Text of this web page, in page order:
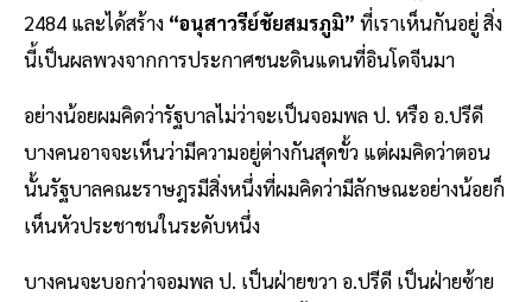
2484 และได้สร้าง “อนุสาวรีย์ชัยสมรภูมิ” ที่เราเห็นกันอยู่ สิ่ง
นี้เป็นผลพวงจากการประกาศชนะดินแดนที่อินโดจีนมา
อย่างน้อยผมคิดว่ารัฐบาลไม่ว่าจะเป็นจอมพล ป. หรือ อ.ปรีดี
บางคนอาจจะเห็นว่ามีความอยู่ต่างกันสุดขั้ว แต่ผมคิดว่าตอน
นั้นรัฐบาลคณะราษฎรมีสิ่งหนึ่งที่ผมคิดว่ามีลักษณะอย่างน้อยก็
เห็นหัวประชาชนในระดับหนึ่ง
บางคนจะบอกว่าจอมพล ป. เป็นฝ่ายขวา อ.ปรีดี เป็นฝ่ายซ้าย